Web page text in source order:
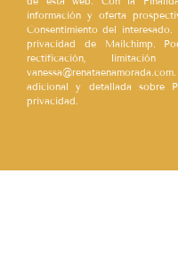
información y oferta
Consentimiento del
privacidad de Mailchimp.
rectificación,
adicional y detallada sobre
privacidad.